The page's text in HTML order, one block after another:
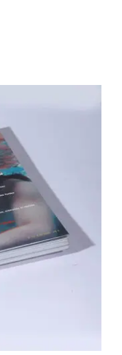
Eau